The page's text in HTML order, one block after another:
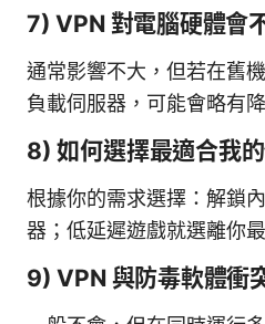
7) VPN 對電腦硬體會
通常影響不大，但若在舊
負載伺服器，可能會略有
8) 如何選擇最適合我
根據你的需求選擇：解鎖
器；低延遲遊戲就選離你
9) VPN 與防毒軟體衝